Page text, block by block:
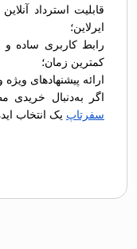
قابلیت استرداد
ایرلاین؛
رابط کاربری ساده
کمترین زمان؛
ارائه پیشنهادهای
اگر به‌دنبال خریدی
سفرتاپ یک انتخاب